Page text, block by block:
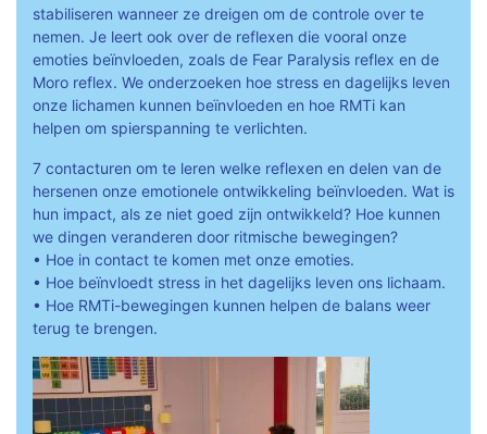
stabiliseren wanneer ze dreigen om de controle over te
nemen. Je leert ook over de reflexen die vooral onze
emoties beïnvloeden, zoals de Fear Paralysis reflex en de
Moro reflex. We onderzoeken hoe stress en dagelijks leven
onze lichamen kunnen beïnvloeden en hoe RMTi kan
helpen om spierspanning te verlichten.
7 contacturen om te leren welke reflexen en delen van de
hersenen onze emotionele ontwikkeling beïnvloeden. Wat is
hun impact, als ze niet goed zijn ontwikkeld? Hoe kunnen
we dingen veranderen door ritmische bewegingen?
• Hoe in contact te komen met onze emoties.
• Hoe beïnvloedt stress in het dagelijks leven ons lichaam.
• Hoe RMTi-bewegingen kunnen helpen de balans weer
terug te brengen.